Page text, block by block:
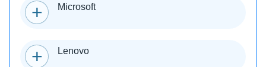
Microsoft
Lenovo